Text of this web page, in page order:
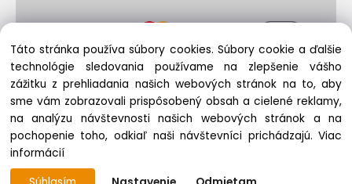
© REPASCOMP.SK 2009 - 2024 | Všetky práva vyhradené
Táto stránka používa súbory cookies. Súbory cookie a ďalšie
technológie sledovania používame na zlepšenie vášho
zážitku z prehliadania našich webových stránok na to, aby
sme vám zobrazovali prispôsobený obsah a cielené reklamy,
na analýzu návštevnosti našich webových stránok a na
pochopenie toho, odkiaľ naši návštevníci prichádzajú.Viac
informácií